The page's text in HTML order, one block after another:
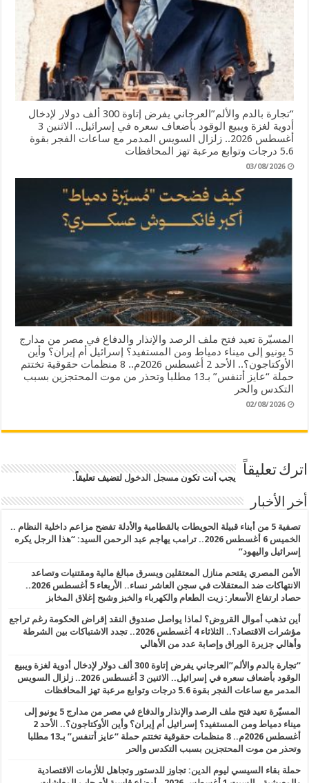
“تجارة بالدم والألم”العرجاني يفرض إتاوة 300 ألف دولار لإدخال
أدوية لغزة ويبيع الوقود بأضعاف سعره في إسرائيل.. الاثنين 3
أغسطس 2026.. زلزال السويس المدمر مع ساعات الفجر بقوة
5.6 درجات وتوابع مرعبة تهز المحافظات
03/08/2026
المسيّرة تعيد فتح ملف الرصد والإنذار والدفاع في مصر من مدارج
5 يونيو إلى ميناء دمياط ومن المستفيد؟ إسرائيل أم إيران؟ وأين
الأوكتاجون؟.. الأحد 2 أغسطس 2026م.. 8 منظمات حقوقية تختتم
حملة “عايز أتنفس” بـ13 مطلبا وتحذر من موت المحتجزين بسبب
التكدس والحر
02/08/2026
اترك تعليقاً يجب أنت تكونمسجل الدخول لتضيف تعليقاً.
أخر الأخبار
تصفية 5 من أبناء قبيلة الحويطات بالقطامية والأدلة تفضح مزاعم داخلية النظام ..
الخميس 6 أغسطس 2026.. ترامب يهاجم عبد الرحمن السيد: “هذا الرجل يكره
إسرائيل واليهود”
الأمن المصري يقتحم منازل المعتقلين ويسرق مبالغ مالية ومقتنيات وتصاعد
الانتهاكات ضد المعتقلات في سجن العاشر نساء.. الأربعاء 5 أغسطس 2026..
حصاد ارتفاع الأسعار: زيت الطعام والكهرباء والخبز وشبح إغلاق المخابز
أين تذهب أموال القروض؟ لماذا يواصل صندوق النقد إقراض الحكومة رغم تراجع
مؤشرات الاقتصاد؟.. الثلاثاء 4 أغسطس 2026.. تجدد الاشتباكات بين الشرطة
وأهالي جزيرة الوراق وإصابة عدد من الأهالي
“تجارة بالدم والألم”العرجاني يفرض إتاوة 300 ألف دولار لإدخال أدوية لغزة ويبيع
الوقود بأضعاف سعره في إسرائيل.. الاثنين 3 أغسطس 2026.. زلزال السويس
المدمر مع ساعات الفجر بقوة 5.6 درجات وتوابع مرعبة تهز المحافظات
المسيّرة تعيد فتح ملف الرصد والإنذار والدفاع في مصر من مدارج 5 يونيو إلى
ميناء دمياط ومن المستفيد؟ إسرائيل أم إيران؟ وأين الأوكتاجون؟.. الأحد 2
أغسطس 2026م.. 8 منظمات حقوقية تختتم حملة “عايز أتنفس” بـ13 مطلبا
وتحذر من موت المحتجزين بسبب التكدس والحر
حملة بقاء السيسي ليوم الدين: تجاوز للدستور وتجاهل للأزمات الاقتصادية